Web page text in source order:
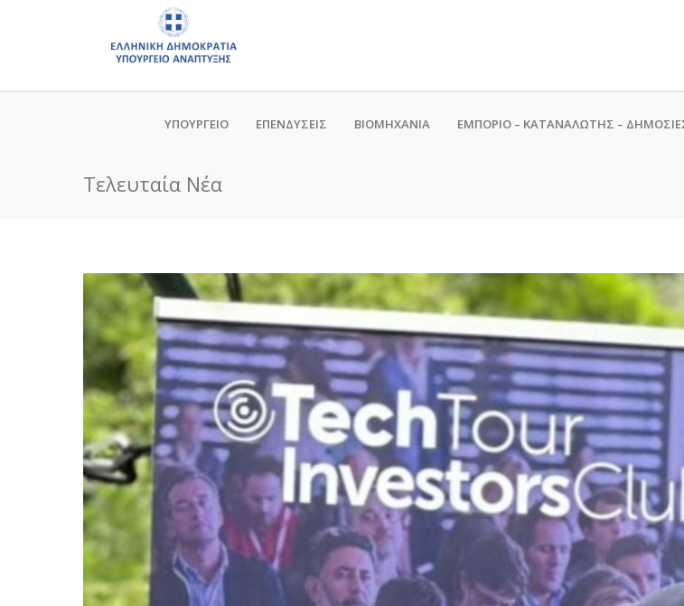
ΥΠΟΥΡΓΕΙΟ ΕΠΕΝΔΥΣΕΙΣ ΒΙΟΜΗΧΑΝΙΑ ΕΜΠΟΡΙΟ – ΚΑΤΑΝΑΛΩΤΗΣ –
Τελευταία Νέα